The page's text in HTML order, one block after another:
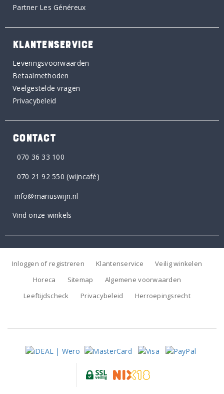
Partner Les Généreux
KLANTENSERVICE
Leveringsvoorwaarden
Betaalmethoden
Veelgestelde vragen
Privacybeleid
CONTACT
070 36 33 100
070 21 92 550 (wijncafé)
info@mariuswijn.nl
Vind onze winkels
Inloggen of registreren Klantenservice
Veilig winkelen
Horeca
Sitemap
Algemene voorwaarden
Leeftijdscheck
Privacybeleid Herroepingsrecht